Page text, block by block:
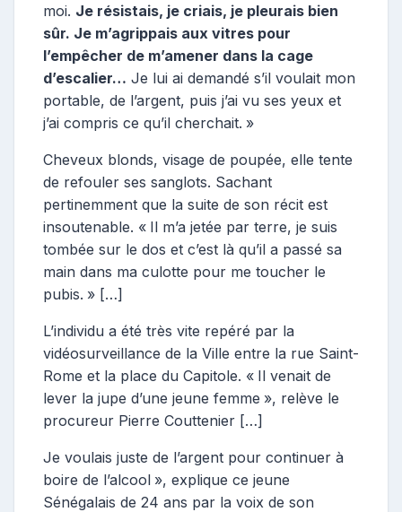
moi. Je résistais, je criais, je pleurais bien
sûr. Je m’agrippais aux vitres pour
l’empêcher de m’amener dans la cage
d’escalier… Je lui ai demandé s’il voulait mon
portable, de l’argent, puis j’ai vu ses yeux et
j’ai compris ce qu’il cherchait. »
Cheveux blonds, visage de poupée, elle tente
de refouler ses sanglots. Sachant
pertinemment que la suite de son récit est
insoutenable. « Il m’a jetée par terre, je suis
tombée sur le dos et c’est là qu’il a passé sa
main dans ma culotte pour me toucher le
pubis. » […]
L’individu a été très vite repéré par la
vidéosurveillance de la Ville entre la rue Saint-
Rome et la place du Capitole. « Il venait de
lever la jupe d’une jeune femme », relève le
procureur Pierre Couttenier […]
Je voulais juste de l’argent pour continuer à
boire de l’alcool », explique ce jeune
Sénégalais de 24 ans par la voix de son